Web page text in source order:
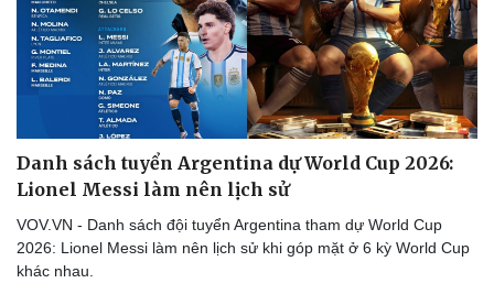
Danh sách tuyển Argentina dự World Cup 2026:
Lionel Messi làm nên lịch sử
VOV.VN - Danh sách đội tuyển Argentina tham dự World Cup
2026: Lionel Messi làm nên lịch sử khi góp mặt ở 6 kỳ World Cup
khác nhau.